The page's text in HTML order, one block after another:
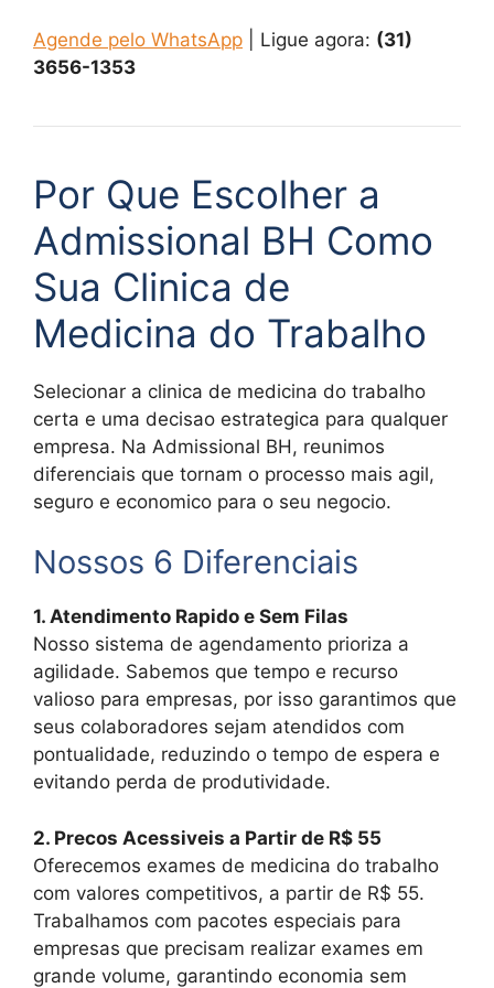
Agende pelo WhatsApp | Ligue agora: (31)
3656-1353
Por Que Escolher a
Admissional BH Como
Sua Clinica de
Medicina do Trabalho
Selecionar a clinica de medicina do trabalho
certa e uma decisao estrategica para qualquer
empresa. Na Admissional BH, reunimos
diferenciais que tornam o processo mais agil,
seguro e economico para o seu negocio.
Nossos 6 Diferenciais
1. Atendimento Rapido e Sem Filas
Nosso sistema de agendamento prioriza a
agilidade. Sabemos que tempo e recurso
valioso para empresas, por isso garantimos que
seus colaboradores sejam atendidos com
pontualidade, reduzindo o tempo de espera e
evitando perda de produtividade.
2. Precos Acessiveis a Partir de R$ 55
Oferecemos exames de medicina do trabalho
com valores competitivos, a partir de R$ 55.
Trabalhamos com pacotes especiais para
empresas que precisam realizar exames em
grande volume, garantindo economia sem